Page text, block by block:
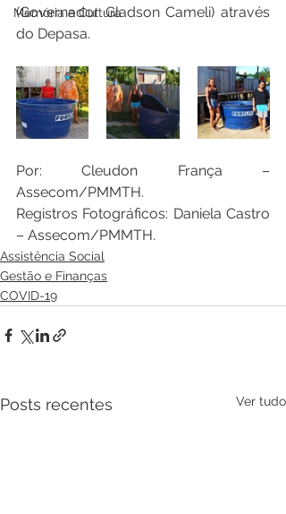
Memória e Cultura
(Governador Gladson Cameli) através
do Depasa.
Por: Cleudon França –
Assecom/PMMTH.
Registros Fotográficos: Daniela Castro
– Assecom/PMMTH.
Assistência Social
Gestão e Finanças
COVID-19
Posts recentes Ver tudo